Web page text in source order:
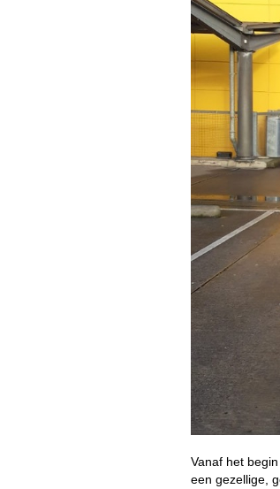
Vanaf het
een gezellige,